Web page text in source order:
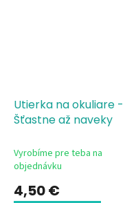
Utierka na okuliare -
Šťastne až naveky
Vyrobíme pre teba na
objednávku
4,50 €